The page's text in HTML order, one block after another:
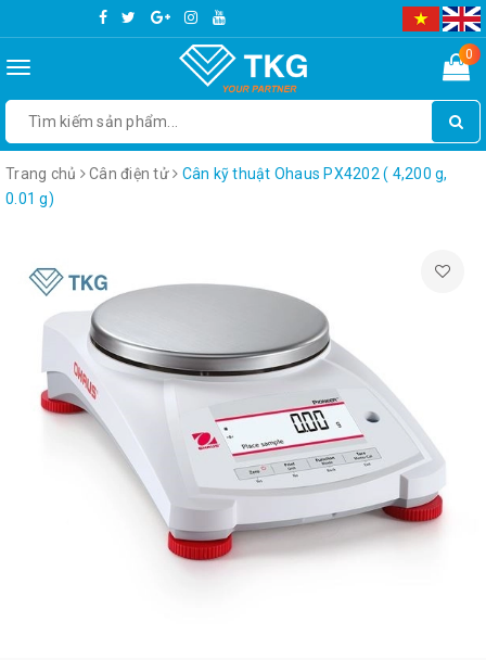
Toggle
0
Trang chủ Cân điện tử
Cân kỹ thuật Ohaus PX4202 ( 4,200 g,
0.01 g)